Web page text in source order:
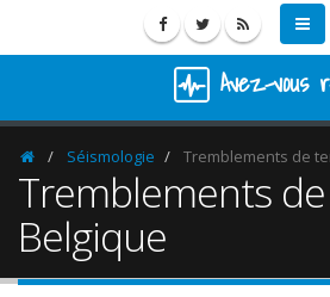
Avez-vous
HomepageSéismologie Tremblements de
Tremblements
Belgique